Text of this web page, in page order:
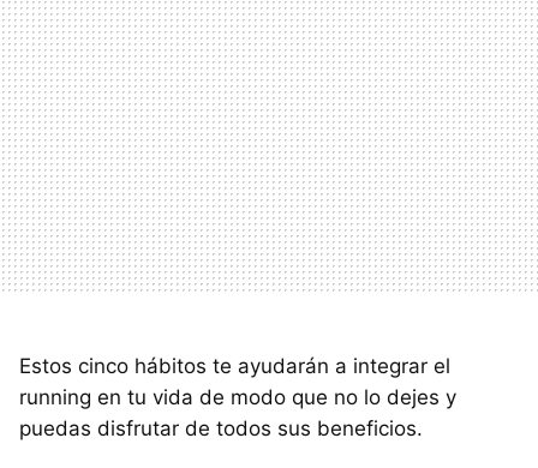
Estos cinco hábitos te ayudarán a integrar el
running en tu vida de modo que no lo dejes y
puedas disfrutar de todos sus beneficios.